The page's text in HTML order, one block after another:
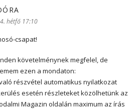
hétfő 17:10
csapat!
követelménynek megfelel, de
ezen a mondaton:
részvétel automatikus nyilatkozat
esetén részleteket közölhetünk az
Magazin oldalán maximum az írás